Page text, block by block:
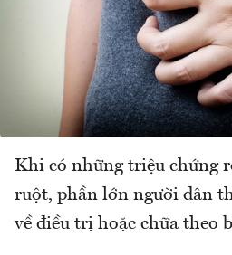
Khi có những triệu chứng
ruột, phần lớn người dân
về điều trị hoặc chữa theo